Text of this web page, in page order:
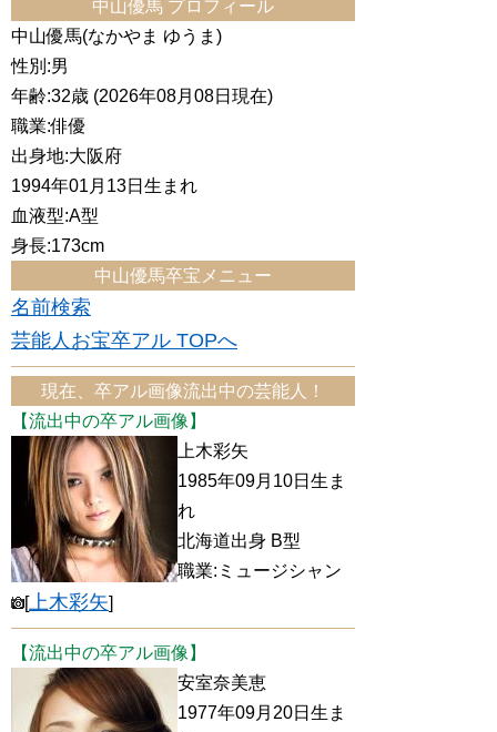
中山優馬 プロフィール
中山優馬(なかやま ゆうま)
性別:男
年齢:32歳 (2026年08月08日現在)
職業:俳優
出身地:大阪府
1994年01月13日生まれ
血液型:A型
身長:173cm
中山優馬卒宝メニュー
名前検索
芸能人お宝卒アル TOPへ
現在、卒アル画像流出中の芸能人！
【流出中の卒アル画像】
上木彩矢
1985年09月10日生ま
れ
北海道出身 B型
職業:ミュージシャン
[上木彩矢]
【流出中の卒アル画像】
安室奈美恵
1977年09月20日生ま